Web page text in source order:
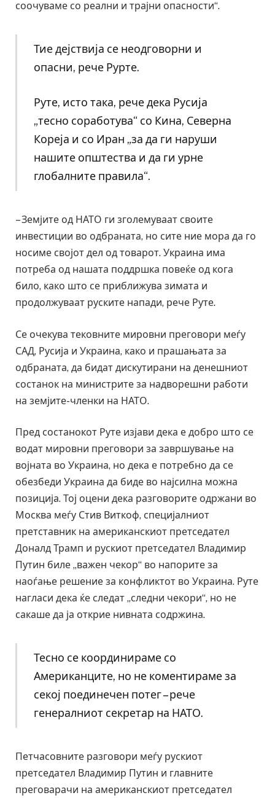
соочуваме со реални и трајни опасности“.
Тие дејствија се неодговорни и
опасни, рече Рурте.
Руте, исто така, рече дека Русија
„тесно соработува“ со Кина, Северна
Кореја и со Иран „за да ги наруши
нашите општества и да ги урне
глобалните правила“.
– Земјите од НАТО ги зголемуваат своите
инвестиции во одбраната, но сите ние мора да го
носиме својот дел од товарот. Украина има
потреба од нашата поддршка повеќе од кога
било, како што се приближува зимата и
продолжуваат руските напади, рече Руте.
Се очекува тековните мировни преговори меѓу
САД, Русија и Украина, како и прашањата за
одбраната, да бидат дискутирани на денешниот
состанок на министрите за надворешни работи
на земјите-членки на НАТО.
Пред состанокот Руте изјави дека е добро што се
водат мировни преговори за завршување на
војната во Украина, но дека е потребно да се
обезбеди Украина да биде во најсилна можна
позиција. Тој оцени дека разговорите одржани во
Москва меѓу Стив Виткоф, специјалниот
претставник на американскиот претседател
Доналд Трамп и рускиот претседател Владимир
Путин биле „важен чекор“ во напорите за
наоѓање решение за конфликтот во Украина. Руте
нагласи дека ќе следат „следни чекори“, но не
сакаше да ја открие нивната содржина.
Тесно се координираме со
Американците, но не коментираме за
секој поединечен потег – рече
генералниот секретар на НАТО.
Петчасовните разговори меѓу рускиот
претседател Владимир Путин и главните
преговарачи на американскиот претседател